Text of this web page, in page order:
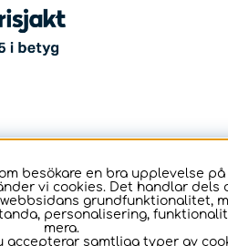
besökare en bra upplevelse på
vi cookies. Det handlar dels
grundfunktionalitet,
personalisering,
mera.
accepterar samtliga typer av